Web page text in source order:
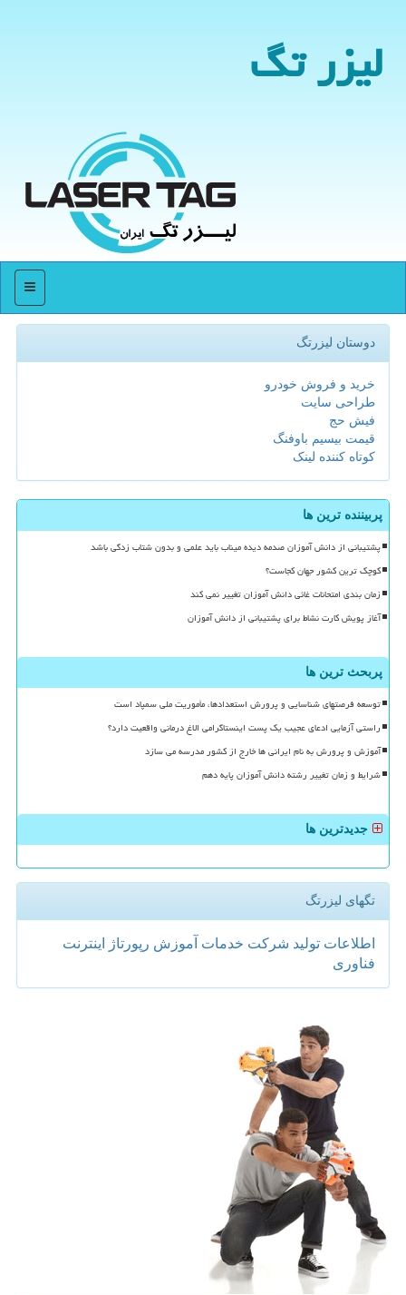
لیزر تگ
منو
دوستان لیزرتگ
خرید و فروش خودرو
طراحی سایت
فیش حج
قیمت بیسیم باوفنگ
کوتاه کننده لینک
پربیننده ترین ها
پشتیبانی از دانش آموزان صدمه دیده میناب باید علمی و بدون شتاب زدگی باشد
کوچک ترین کشور جهان کجاست؟
زمان بندی امتحانات غائی دانش آموزان تغییر نمی کند
آغاز پویش کارت نشاط برای پشتیبانی از دانش آموزان
پربحث ترین ها
توسعه فرصتهای شناسایی و پرورش استعدادها، مأموریت ملی سمپاد است
راستی آزمایی ادعای عجیب یک پست اینستاگرامی الاغ درمانی واقعیت دارد؟
آموزش و پرورش به نام ایرانی ها خارج از کشور مدرسه می سازد
شرایط و زمان تغییر رشته دانش آموزان پایه دهم
جدیدترین ها
تگهای لیزرتگ
اطلاعات تولید شركت خدمات آموزش رپورتاژ
اینترنت
فناوری